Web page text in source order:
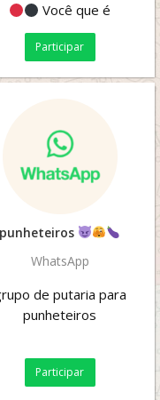
Você que é
FLAMENGUISTA de
venha fazer parte
Participar
punheteiros
WhatsApp
de putaria para
punheteiros
Participar